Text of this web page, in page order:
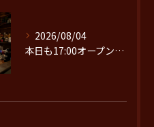
2026/08/04
本日も17:00オープンです。